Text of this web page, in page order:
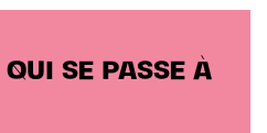
QUI SE PASSE À